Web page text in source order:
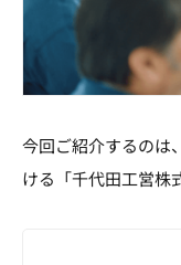
今回ご紹介するのは
ける「千代田工営株